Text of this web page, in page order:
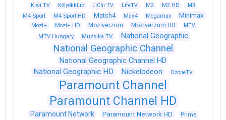
Kiwi TV
Kölyökklub LiChi TV LifeTV M2 M2 HD M3
M4 Sport M4 Sport HD Match4 Max4 Megamax Minimax
Mozi+ Mozi+ HD Moziverzum Moziverzum HD
MTV
MTV Hungary
Muzsika TV National Geographic
National Geographic Channel
National Geographic Channel HD
National Geographic HD
Nickelodeon OzoneTV
Paramount Channel
Paramount Channel HD
Paramount Network Paramount Network HD Prime